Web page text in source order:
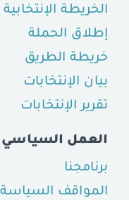
الخريطة الإنتخابية
إطلاق الحملة
خريطة الطريق
بيان الإنتخابات
تقرير الإنتخابات
العمل السياسي
برنامجنا
المواقف السياسة